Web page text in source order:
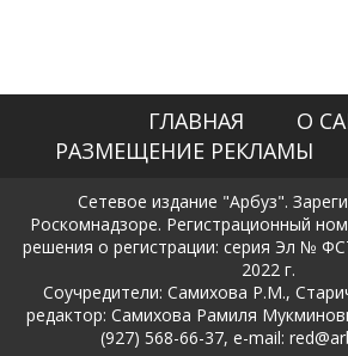
ГЛАВНАЯ
О
РАЗМЕЩЕНИЕ РЕКЛАМЫ
Сетевое издание "Арбуз".
Роскомнадзоре. Регистрационный
решения о регистрации: серия Эл №
2022 г.
Соучредители: Самихова Р.М.,
редактор: Самихова Рамиля
(927) 568-66-37, e-mail: